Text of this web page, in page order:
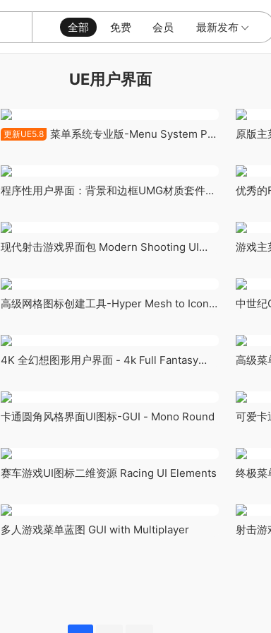
全部 免费 会员 最新发布
UE用户界面
更新UE5.8
菜单系统专业版-Menu System Pro
原版
程序性用户界面：背景和边框UMG材质套件
UMG material KIT
优秀的
现代射击游戏界面包 Modern Shooting UI
游戏主
UI
高级网格图标创建工具-Hyper Mesh to Icon
中世纪
4K 全幻想图形用户界面 - 4k Full Fantasy
高级
卡通圆角风格界面UI图标-GUI - Mono Round
可爱
赛车游戏UI图标二维资源 Racing UI Elements
终极
多人游戏菜单蓝图 GUI with Multiplayer
射击游